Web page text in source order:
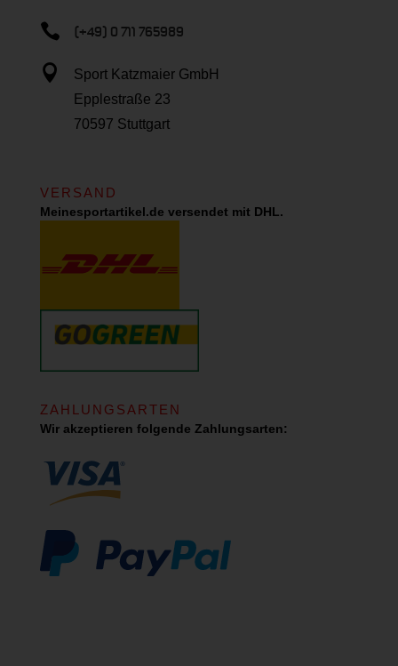
 (+49) 0 711 765989

Sport Katzmaier GmbH
Epplestraße 23
70597 Stuttgart
VERSAND
Meinesportartikel.de versendet mit DHL.
ZAHLUNGSARTEN
Wir akzeptieren folgende Zahlungsarten: